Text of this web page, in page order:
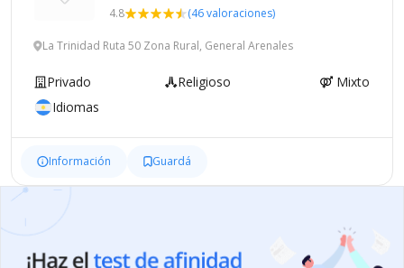
4.8 (46 valoraciones)
La Trinidad Ruta 50 Zona Rural, General Arenales
Privado Religioso
Mixto
Idiomas
Información Guardá